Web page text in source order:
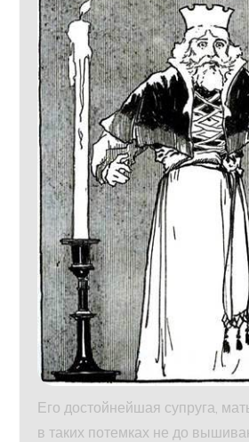
Его достойнейшая супруга,
в таких потемках не до